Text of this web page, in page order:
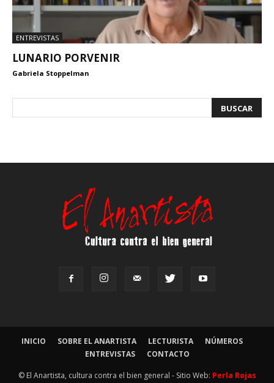
ENTREVISTAS
LUNARIO PORVENIR
Gabriela Stoppelman
INICIO SOBRE EL ANARTISTA LECTURISTA
NÚMEROS
ENTREVISTAS
CONTACTO
© El Anartista, cultura contra el bien general - Sitio Web: Perla Rojas